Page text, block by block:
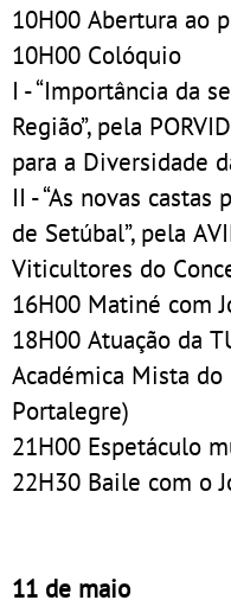
10H00 Abertura ao
10H00 Colóquio
I - “Importância da
Região”, pela
para a Diversidade
II - “As novas
de Setúbal”, pela
Viticultores do
16H00 Matiné com
18H00 Atuação da
Académica Mista
Portalegre)
21H00 Espetáculo
22H30 Baile com o
11 de maio